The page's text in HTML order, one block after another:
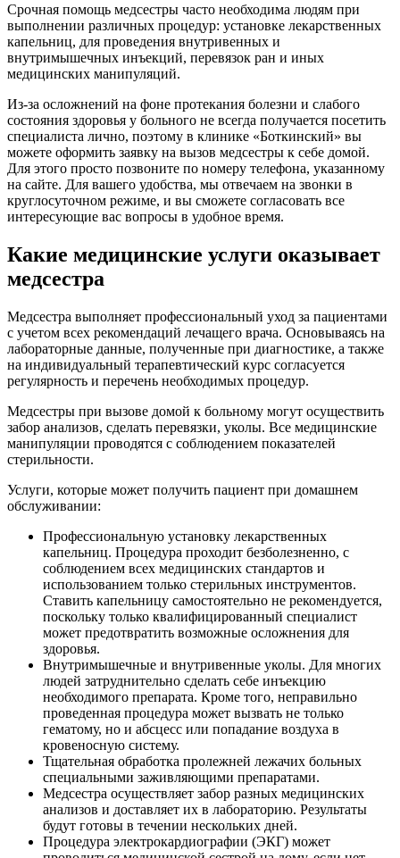
Срочная помощь медсестры часто необходима людям при
выполнении различных процедур: установке лекарственных
капельниц, для проведения внутривенных и
внутримышечных инъекций, перевязок ран и иных
медицинских манипуляций.
Из-за осложнений на фоне протекания болезни и слабого
состояния здоровья у больного не всегда получается посетить
специалиста лично, поэтому в клинике «Боткинский» вы
можете оформить заявку на вызов медсестры к себе домой.
Для этого просто позвоните по номеру телефона, указанному
на сайте. Для вашего удобства, мы отвечаем на звонки в
круглосуточном режиме, и вы сможете согласовать все
интересующие вас вопросы в удобное время.
Какие медицинские услуги оказывает
медсестра
Медсестра выполняет профессиональный уход за пациентами
с учетом всех рекомендаций лечащего врача. Основываясь на
лабораторные данные, полученные при диагностике, а также
на индивидуальный терапевтический курс согласуется
регулярность и перечень необходимых процедур.
Медсестры при вызове домой к больному могут осуществить
забор анализов, сделать перевязки, уколы. Все медицинские
манипуляции проводятся с соблюдением показателей
стерильности.
Услуги, которые может получить пациент при домашнем
обслуживании:
Профессиональную установку лекарственных
капельниц. Процедура проходит безболезненно, с
соблюдением всех медицинских стандартов и
использованием только стерильных инструментов.
Ставить капельницу самостоятельно не рекомендуется,
поскольку только квалифицированный специалист
может предотвратить возможные осложнения для
здоровья.
Внутримышечные и внутривенные уколы. Для многих
людей затруднительно сделать себе инъекцию
необходимого препарата. Кроме того, неправильно
проведенная процедура может вызвать не только
гематому, но и абсцесс или попадание воздуха в
кровеносную систему.
Тщательная обработка пролежней лежачих больных
специальными заживляющими препаратами.
Медсестра осуществляет забор разных медицинских
анализов и доставляет их в лабораторию. Результаты
будут готовы в течении нескольких дней.
Процедура электрокардиографии (ЭКГ) может